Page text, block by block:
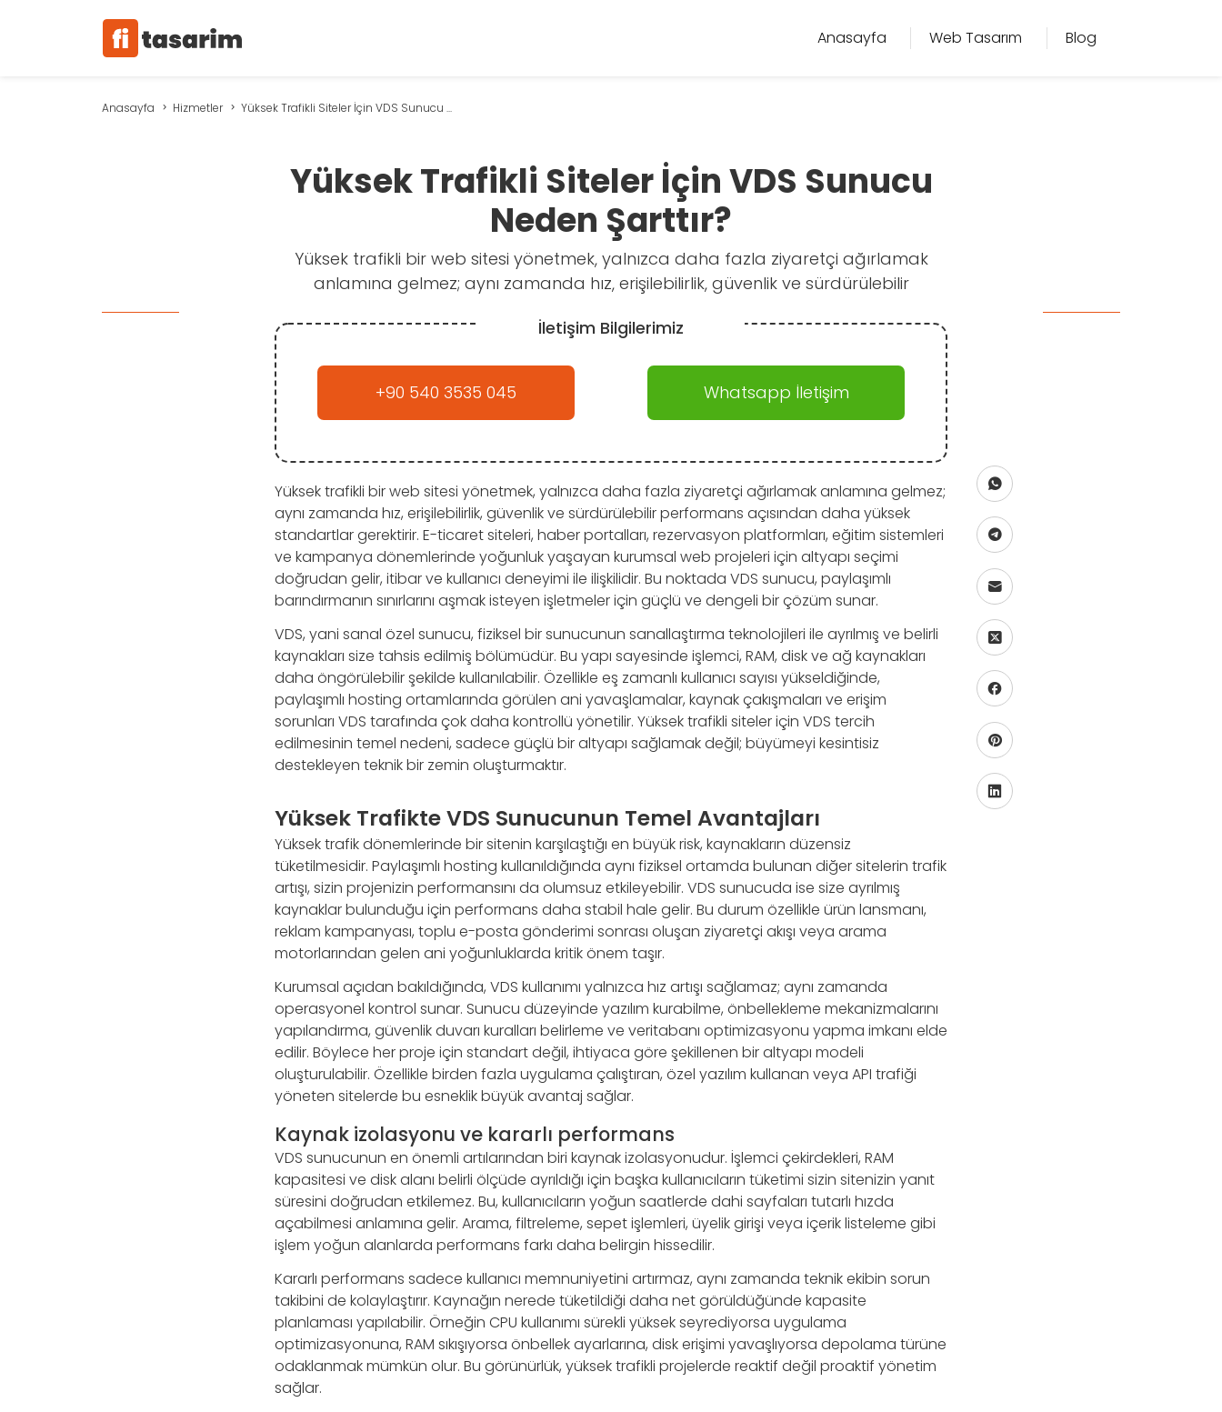
Anasayfa Web Tasarım Blog
Anasayfa Hizmetler Yüksek Trafikli Siteler İçin VDS Sunucu ...
Yüksek Trafikli Siteler İçin VDS Sunucu
Neden Şarttır?
Yüksek trafikli bir web sitesi yönetmek, yalnızca daha fazla ziyaretçi ağırlamak
anlamına gelmez; aynı zamanda hız, erişilebilirlik, güvenlik ve sürdürülebilir
İletişim Bilgilerimiz
+90 540 3535 045 Whatsapp İletişim
Yüksek trafikli bir web sitesi yönetmek, yalnızca daha fazla ziyaretçi ağırlamak anlamına gelmez;
aynı zamanda hız, erişilebilirlik, güvenlik ve sürdürülebilir performans açısından daha yüksek
standartlar gerektirir. E-ticaret siteleri, haber portalları, rezervasyon platformları, eğitim sistemleri
ve kampanya dönemlerinde yoğunluk yaşayan kurumsal web projeleri için altyapı seçimi
doğrudan gelir, itibar ve kullanıcı deneyimi ile ilişkilidir. Bu noktada VDS sunucu, paylaşımlı
barındırmanın sınırlarını aşmak isteyen işletmeler için güçlü ve dengeli bir çözüm sunar.
VDS, yani sanal özel sunucu, fiziksel bir sunucunun sanallaştırma teknolojileri ile ayrılmış ve belirli
kaynakları size tahsis edilmiş bölümüdür. Bu yapı sayesinde işlemci, RAM, disk ve ağ kaynakları
daha öngörülebilir şekilde kullanılabilir. Özellikle eş zamanlı kullanıcı sayısı yükseldiğinde,
paylaşımlı hosting ortamlarında görülen ani yavaşlamalar, kaynak çakışmaları ve erişim
sorunları VDS tarafında çok daha kontrollü yönetilir. Yüksek trafikli siteler için VDS tercih
edilmesinin temel nedeni, sadece güçlü bir altyapı sağlamak değil; büyümeyi kesintisiz
destekleyen teknik bir zemin oluşturmaktır.
Yüksek Trafikte VDS Sunucunun Temel Avantajları
Yüksek trafik dönemlerinde bir sitenin karşılaştığı en büyük risk, kaynakların düzensiz
tüketilmesidir. Paylaşımlı hosting kullanıldığında aynı fiziksel ortamda bulunan diğer sitelerin trafik
artışı, sizin projenizin performansını da olumsuz etkileyebilir. VDS sunucuda ise size ayrılmış
kaynaklar bulunduğu için performans daha stabil hale gelir. Bu durum özellikle ürün lansmanı,
reklam kampanyası, toplu e-posta gönderimi sonrası oluşan ziyaretçi akışı veya arama
motorlarından gelen ani yoğunluklarda kritik önem taşır.
Kurumsal açıdan bakıldığında, VDS kullanımı yalnızca hız artışı sağlamaz; aynı zamanda
operasyonel kontrol sunar. Sunucu düzeyinde yazılım kurabilme, önbellekleme mekanizmalarını
yapılandırma, güvenlik duvarı kuralları belirleme ve veritabanı optimizasyonu yapma imkanı elde
edilir. Böylece her proje için standart değil, ihtiyaca göre şekillenen bir altyapı modeli
oluşturulabilir. Özellikle birden fazla uygulama çalıştıran, özel yazılım kullanan veya API trafiği
yöneten sitelerde bu esneklik büyük avantaj sağlar.
Kaynak izolasyonu ve kararlı performans
VDS sunucunun en önemli artılarından biri kaynak izolasyonudur. İşlemci çekirdekleri, RAM
kapasitesi ve disk alanı belirli ölçüde ayrıldığı için başka kullanıcıların tüketimi sizin sitenizin yanıt
süresini doğrudan etkilemez. Bu, kullanıcıların yoğun saatlerde dahi sayfaları tutarlı hızda
açabilmesi anlamına gelir. Arama, filtreleme, sepet işlemleri, üyelik girişi veya içerik listeleme gibi
işlem yoğun alanlarda performans farkı daha belirgin hissedilir.
Kararlı performans sadece kullanıcı memnuniyetini artırmaz, aynı zamanda teknik ekibin sorun
takibini de kolaylaştırır. Kaynağın nerede tüketildiği daha net görüldüğünde kapasite
planlaması yapılabilir. Örneğin CPU kullanımı sürekli yüksek seyrediyorsa uygulama
optimizasyonuna, RAM sıkışıyorsa önbellek ayarlarına, disk erişimi yavaşlıyorsa depolama türüne
odaklanmak mümkün olur. Bu görünürlük, yüksek trafikli projelerde reaktif değil proaktif yönetim
sağlar.